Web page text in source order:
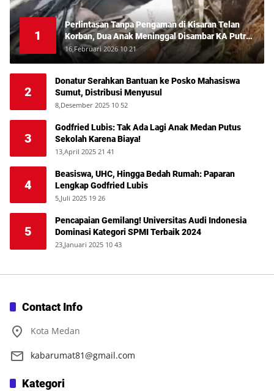
1
Perlintasan Tanpa Pengaman di Kisaran Telan
Korban, Dua Anak Meninggal Disambar KA Putri
Deli
16,Februari 2026 10 21
2
Donatur Serahkan Bantuan ke Posko Mahasiswa
Sumut, Distribusi Menyusul
8,Desember 2025 10 52
3
Godfried Lubis: Tak Ada Lagi Anak Medan Putus
Sekolah Karena Biaya!
13,April 2025 21 41
4
Beasiswa, UHC, Hingga Bedah Rumah: Paparan
Lengkap Godfried Lubis
5,Juli 2025 19 26
5
Pencapaian Gemilang! Universitas Audi Indonesia
Dominasi Kategori SPMI Terbaik 2024
23,Januari 2025 10 43
Contact Info
Kota Medan
kabarumat81@gmail.com
Kategori